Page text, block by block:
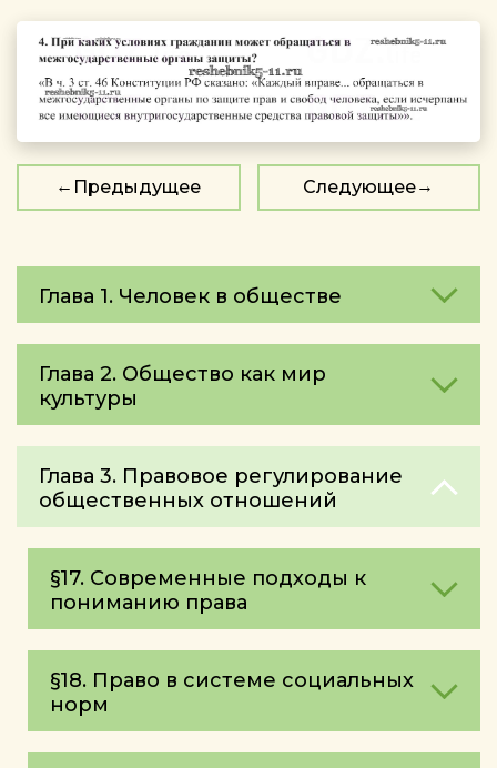
Предыдущее Следующее
Глава 1. Человек в обществе
Глава 2. Общество как мир
культуры
Глава 3. Правовое регулирование
общественных отношений
§17. Современные подходы к
пониманию права
§18. Право в системе социальных
норм